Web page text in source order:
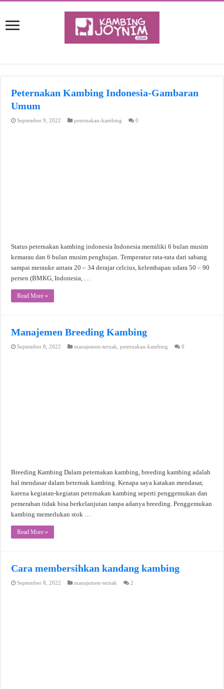
Peternakan Kambing Indonesia-Gambaran
Umum
September 9, 2022 peternakan-kambing 0
Status peternakan kambing indonesia Indonesia memiliki 6 bulan musim
kemarau dan 6 bulan musim penghujan. Temperatur rata-rata dari sabang
sampai merauke antara 20 – 34 derajar celcius, kelembapan udara 50 – 90
persen (BMKG, Indonesia, …
Read More »
Manajemen Breeding Kambing
September 8, 2022 manajemen-ternak ,peternakan-kambing 0
Breeding Kambing Dalam peternakan kambing, breeding kambing adalah
hal mendasar dalam beternak kambing. Kenapa saya katakan mendasar,
karena kegiatan-kegiatan peternakan kambing seperti penggemukan dan
pemerahan tidak bisa berkelanjutan tanpa adanya breeding. Penggemukan
kambing memerlukan stok …
Read More »
Cara membersihkan kandang kambing
September 8, 2022 manajemen-ternak 2